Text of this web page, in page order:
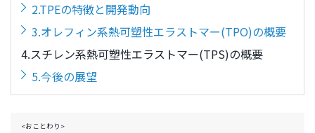
2.TPEの特徴と開発動向
3.オレフィン系熱可塑性エラストマー(TPO)の概要
4.スチレン系熱可塑性エラストマー(TPS)の概要
5.今後の展望
<おことわり>